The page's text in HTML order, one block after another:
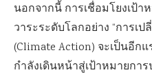
นอกจากนี้ การเชื่อมโยงเป้า
วาระระดับโลกอย่าง “การเ
(Climate Action) จะเป็นอีก
กำลังเดินหน้าสู่เป้าหมายกา